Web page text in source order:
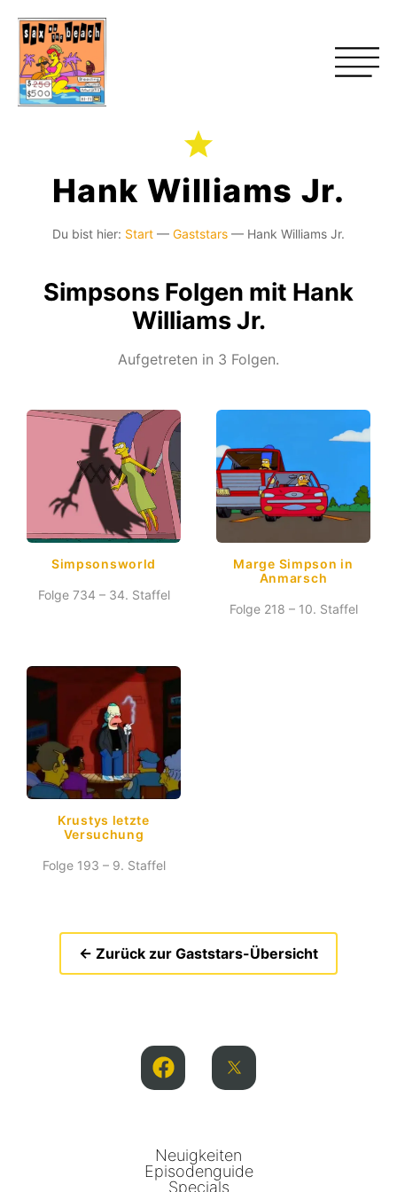
Hank Williams Jr.
Du bist hier: Start — Gaststars — Hank Williams Jr.
Simpsons Folgen mit Hank
Williams Jr.
Aufgetreten in 3 Folgen.
Simpsonsworld
Folge 734 – 34. Staffel
Marge Simpson in
Anmarsch
Folge 218 – 10. Staffel
Krustys letzte
Versuchung
Folge 193 – 9. Staffel
← Zurück zur Gaststars-Übersicht
Neuigkeiten
Episodenguide
Specials